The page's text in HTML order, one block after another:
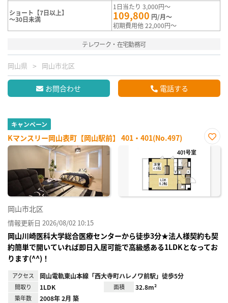
ショート【7日以上】
～30日未満
1日当たり 3,000円～
109,800 円/月～
初期費用他 22,000円～
テレワーク・在宅勤務可
岡山県 岡山市北区
お問合わせ 電話する
キャンペーン
Kマンスリー岡山表町【岡山駅前】 401・401(No.497)
お気
岡山市北区
情報更新日 2026/08/02 10:15
岡山川崎医科大学総合医療センターから徒歩3分★法人様契約も契
約簡単で開いていれば即日入居可能で高級感ある1LDKとなってお
ります(^^)！
アクセス 岡山電軌東山本線「西大寺町ハレノワ前駅」徒歩5分
間取り 1LDK 面積 32.8m²
築年数 2008年 2月 築